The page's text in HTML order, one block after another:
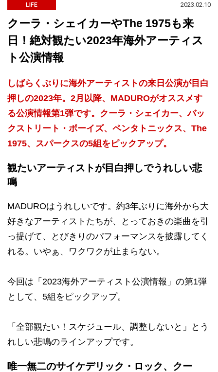
LIFE 2023.02.10
クーラ・シェイカーやThe 1975も来
日！絶対観たい2023年海外アーティス
ト公演情報
しばらくぶりに海外アーティストの来日公演が目白
押しの2023年。2月以降、MADUROがオススメす
る公演情報第1弾です。クーラ・シェイカー、バッ
クストリート・ボーイズ、ペンタトニックス、The
1975、スパークスの5組をピックアップ。
観たいアーティストが目白押しでうれしい悲
鳴
MADUROはうれしいです。約3年ぶりに海外から大
好きなアーティストたちが、とっておきの楽曲を引
っ提げて、とびきりのパフォーマンスを披露してく
れる。いやぁ、ワクワクが止まらない。
今回は「2023海外アーティスト公演情報」の第1弾
として、5組をピックアップ。
「全部観たい！スケジュール、調整しないと」とう
れしい悲鳴のラインアップです。
唯一無二のサイケデリック・ロック、クー